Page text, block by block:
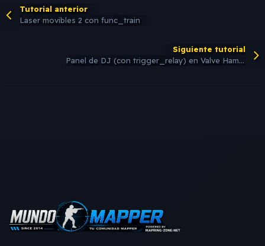
Tutorial anterior
Laser movibles 2 con func_train
Siguiente tutorial
Panel de DJ (con trigger_relay) en Valve Hammer Editor